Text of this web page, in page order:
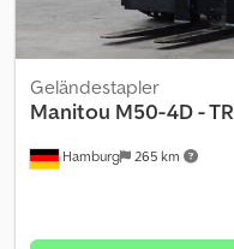
Hamburg 265 km
Geländestapler
Manitou M50-4D -